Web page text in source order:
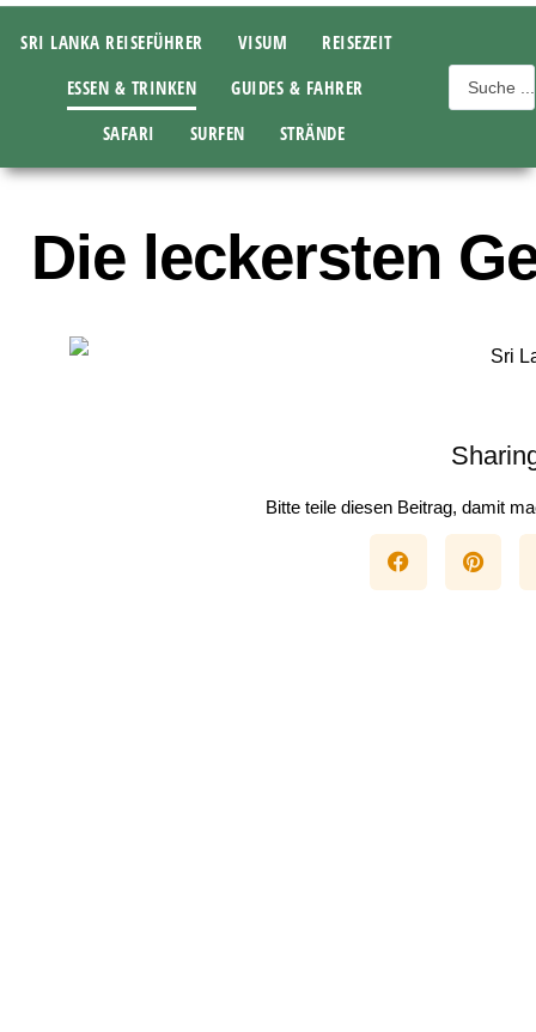
SRI LANKA REISEFÜHRER VISUM
REISEZEIT
ESSEN & TRINKEN
GUIDES & FAHRER
SAFARI
SURFEN STRÄNDE
Die leckersten
Bitte teile diesen Beitrag, damit